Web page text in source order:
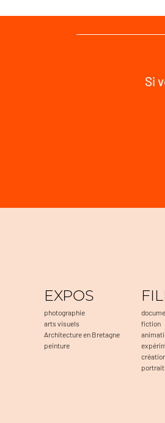
Si
EXPOS
photographie
arts visuels
Architecture en Bretagne
peinture
fiction
portrait